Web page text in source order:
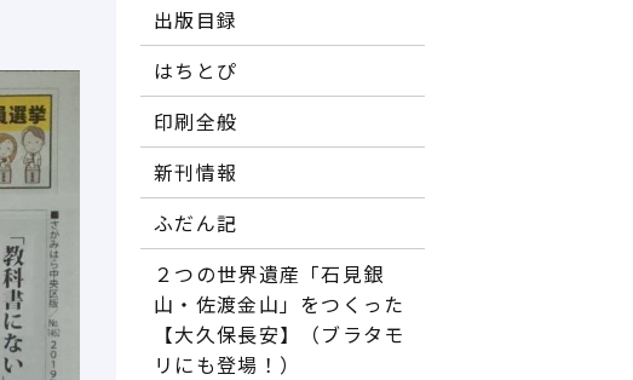
出版目録
はちとぴ
印刷全般
新刊情報
ふだん記
２つの世界遺産「石見銀
山・佐渡金山」をつくった
【大久保長安】（ブラタモ
リにも登場！）